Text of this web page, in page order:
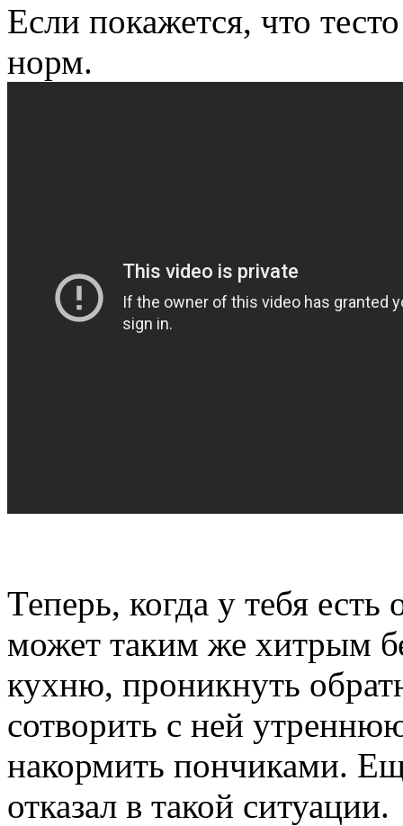
Если покажется, что
норм.
Теперь, когда у тебя есть
может таким же хитрым
кухню, проникнуть
сотворить с ней
накормить пончиками.
отказал в такой ситуации.